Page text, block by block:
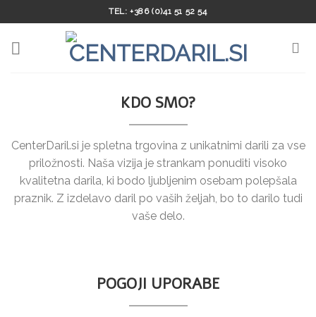
na
vsebino
TEL: +386 (0)41 51 52 54
KDO SMO?
CenterDaril.si je spletna trgovina z unikatnimi darili za vse
priložnosti. Naša vizija je strankam ponuditi visoko
kvalitetna darila, ki bodo ljubljenim osebam polepšala
praznik. Z izdelavo daril po vaših željah, bo to darilo tudi
vaše delo.
POGOJI UPORABE